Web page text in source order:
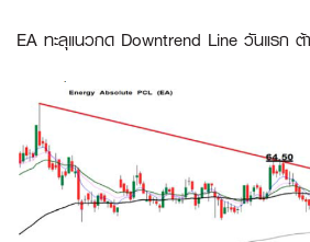
EA ทะลุแนวกด Downtrend Line วันแรก